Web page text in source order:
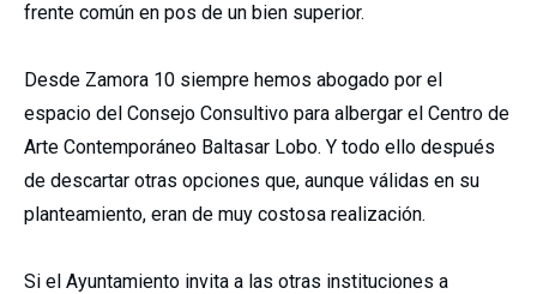
frente común en pos de un bien superior.
Desde Zamora 10 siempre hemos abogado por el
espacio del Consejo Consultivo para albergar el Centro de
Arte Contemporáneo Baltasar Lobo. Y todo ello después
de descartar otras opciones que, aunque válidas en su
planteamiento, eran de muy costosa realización.
Si el Ayuntamiento invita a las otras instituciones a